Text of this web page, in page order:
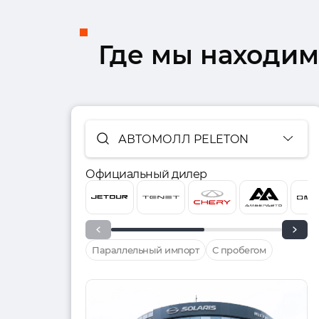
Где мы
АВТОМОЛЛ PELETON
Официальный дилер
Параллельный импорт С пробегом